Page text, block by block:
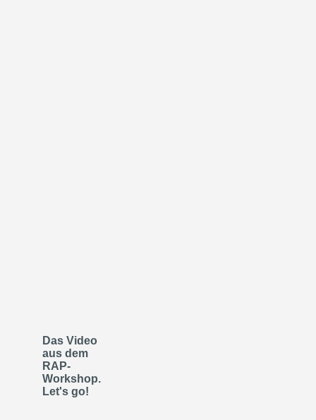
Das Video
aus dem
RAP-
Workshop.
Let's go!